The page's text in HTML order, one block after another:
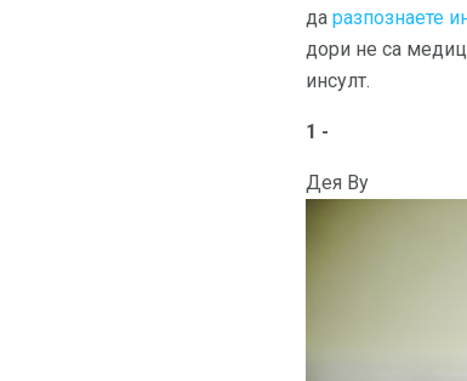
да разпознаете
дори не са
инсулт.
1 -
Дея Ву